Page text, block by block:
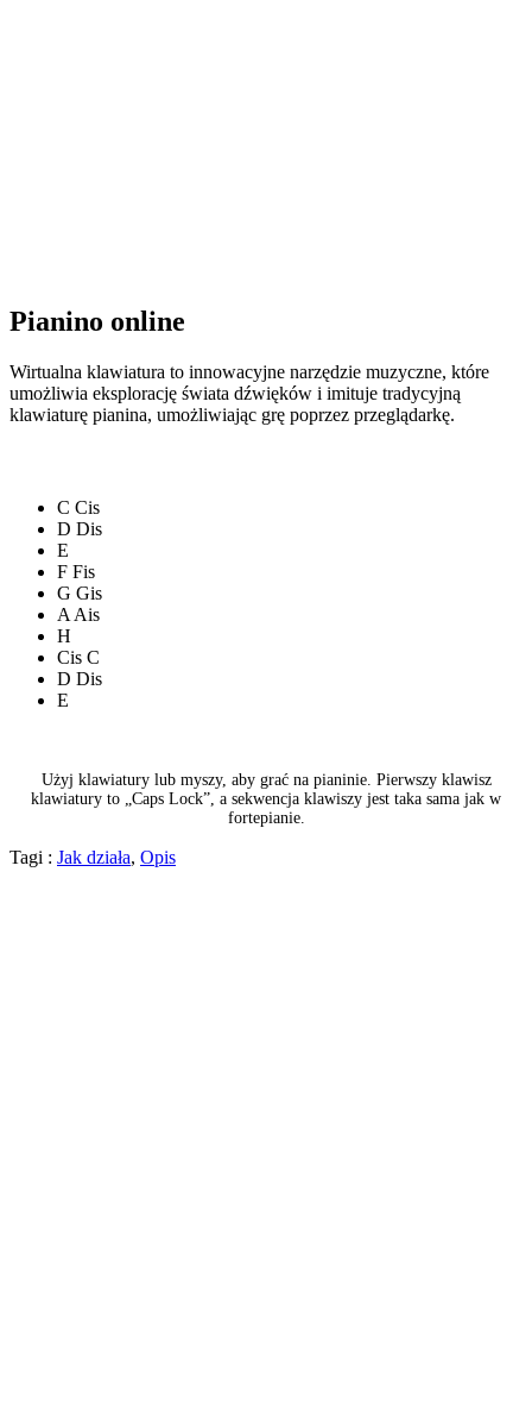
Pianino online
Wirtualna klawiatura to innowacyjne narzędzie muzyczne, które
umożliwia eksplorację świata dźwięków i imituje tradycyjną
klawiaturę pianina, umożliwiając grę poprzez przeglądarkę.
C Cis
D Dis
E
F Fis
G Gis
A Ais
H
Cis C
D Dis
E
Użyj klawiatury lub myszy, aby grać na pianinie. Pierwszy klawisz
klawiatury to „Caps Lock”, a sekwencja klawiszy jest taka sama jak w
fortepianie.
Tagi : Jak działa, Opis